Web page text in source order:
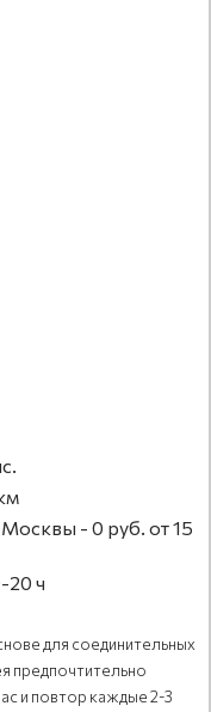
- 0 руб. от 15
20 ч
для соединительных
предпочтительно
и повтор каждые 2-3